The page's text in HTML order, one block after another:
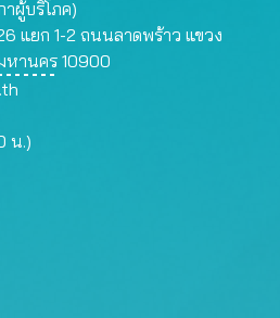
ผู้บริโภค)
แยก 1-2 ถนนลาดพร้าว แขวง
หานคร 10900
น.)